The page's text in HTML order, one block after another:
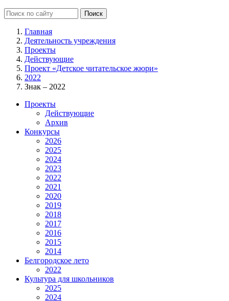
Главная
Деятельность учреждения
Проекты
Действующие
Проект «Детское читательское жюри»
2022
Знак – 2022
Проекты
Действующие
Архив
Конкурсы
2026
2025
2024
2023
2022
2021
2020
2019
2018
2017
2016
2015
2014
Белгородское лето
2022
Культура для школьников
2025
2024